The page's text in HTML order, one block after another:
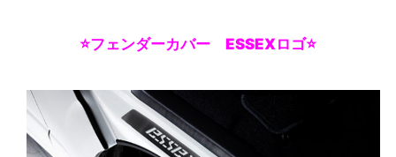
⭐フェンダーカバー ESSEXロゴ⭐